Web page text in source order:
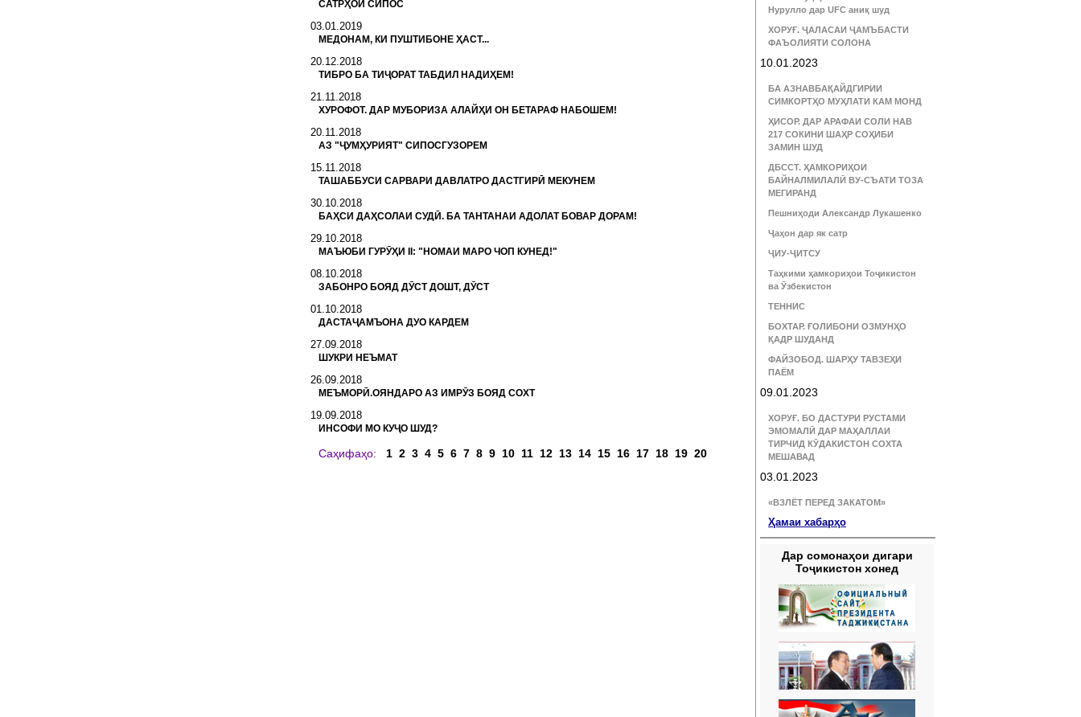
САТРҲОИ СИПОС
03.01.2019
МЕДОНАМ, КИ ПУШТИБОНЕ ҲАСТ...
20.12.2018
ТИБРО БА ТИҶОРАТ ТАБДИЛ НАДИҲЕМ!
21.11.2018
ХУРОФОТ. ДАР МУБОРИЗА АЛАЙҲИ ОН БЕТАРАФ НАБОШЕМ!
20.11.2018
АЗ "ҶУМҲУРИЯТ" СИПОСГУЗОРЕМ
15.11.2018
ТАШАББУСИ САРВАРИ ДАВЛАТРО ДАСТГИРӢ МЕКУНЕМ
30.10.2018
БАҲСИ ДАҲСОЛАИ СУДӢ. БА ТАНТАНАИ АДОЛАТ БОВАР ДОРАМ!
29.10.2018
МАЪЮБИ ГУРӮҲИ II: "НОМАИ МАРО ЧОП КУНЕД!"
08.10.2018
ЗАБОНРО БОЯД ДӮСТ ДОШТ, ДӮСТ
01.10.2018
ДАСТАҶАМЪОНА ДУО КАРДЕМ
27.09.2018
ШУКРИ НЕЪМАТ
26.09.2018
МЕЪМОРӢ.ОЯНДАРО АЗ ИМРӮЗ БОЯД СОХТ
19.09.2018
ИНСОФИ МО КУҶО ШУД?
Саҳифаҳо: 1 2 3 4 5 6 7 8 9 10 11 12 13 14 15 16 17 18 19 20
Нурулло дар UFC аниқ шуд
ХОРУҒ. ҶАЛАСАИ ҶАМЪБАСТИ
ФАЪОЛИЯТИ СОЛОНА
10.01.2023
БА АЗНАВБАҚАЙДГИРИИ
СИМКОРТҲО МУҲЛАТИ КАМ МОНД
ҲИСОР. ДАР АРАФАИ СОЛИ НАВ
217 СОКИНИ ШАҲР СОҲИБИ
ЗАМИН ШУД
ДБССТ. ҲАМКОРИҲОИ
БАЙНАЛМИЛАЛӢ ВУ-СЪАТИ ТОЗА
МЕГИРАНД
Пешниҳоди Александр Лукашенко
Ҷаҳон дар як сатр
ҶИУ-ҶИТСУ
Таҳкими ҳамкориҳои Тоҷикистон
ва Ӯзбекистон
ТЕННИС
БОХТАР. ҒОЛИБОНИ ОЗМУНҲО
ҚАДР ШУДАНД
ФАЙЗОБОД. ШАРҲУ ТАВЗЕҲИ
ПАЁМ
09.01.2023
ХОРУҒ. БО ДАСТУРИ РУСТАМИ
ЭМОМАЛӢ ДАР МАҲАЛЛАИ
ТИРЧИД КӮДАКИСТОН СОХТА
МЕШАВАД
03.01.2023
«ВЗЛЁТ ПЕРЕД ЗАКАТОМ»
Ҳамаи хабарҳо
Дар сомонаҳои дигари
Тоҷикистон хонед